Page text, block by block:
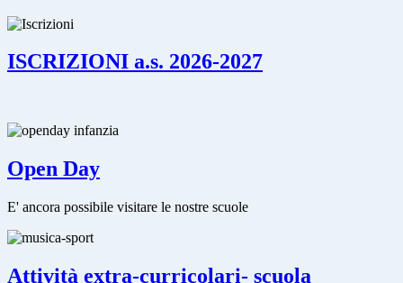
ISCRIZIONI a.s. 2026-2027
Open Day
E' ancora possibile visitare le nostre scuole
Attività extra-curricolari- scuola